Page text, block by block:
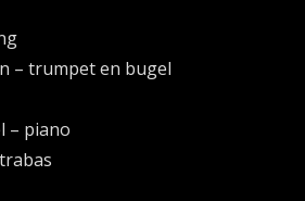
– trumpet en bugel
– piano